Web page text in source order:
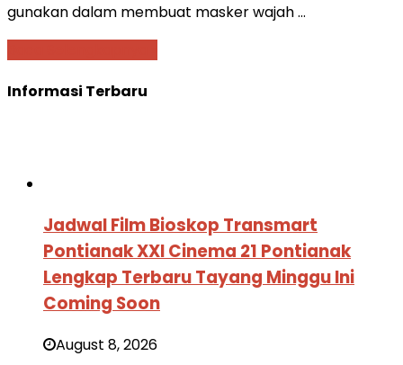
gunakan dalam membuat masker wajah …
Informasi Terbaru
Jadwal Film Bioskop Transmart
Pontianak XXI Cinema 21 Pontianak
Lengkap Terbaru Tayang Minggu Ini
Coming Soon
August 8, 2026